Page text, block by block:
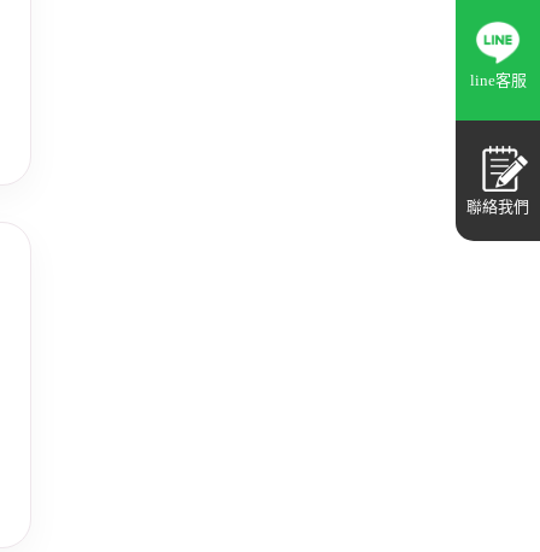
line客服
聯絡我們